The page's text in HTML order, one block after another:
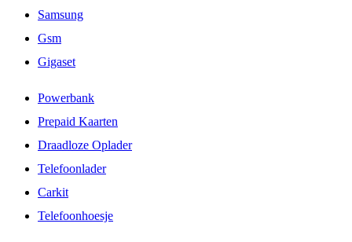
Samsung
Gsm
Gigaset
Powerbank
Prepaid Kaarten
Draadloze Oplader
Telefoonlader
Carkit
Telefoonhoesje